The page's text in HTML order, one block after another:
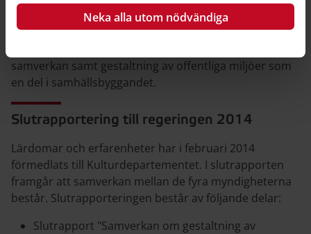
Neka alla utom nödvändiga
tillsammans – erfarenheter från gestaltning av
offentliga miljöer". Rapporten diskuterar bland annat
samverkan samt gestaltning av offentliga miljöer som
en del i samhällsbyggandet.
Slutrapportering till regeringen 2014
Lärdomar och erfarenheter har i februari 2014
förmedlats till Kulturdepartementet. I slutrapporten
framgår att samverkan mellan de fyra myndigheterna
består. Slutrapporteringen består av följande delar:
Slutrapport "Samverkan om gestaltning av